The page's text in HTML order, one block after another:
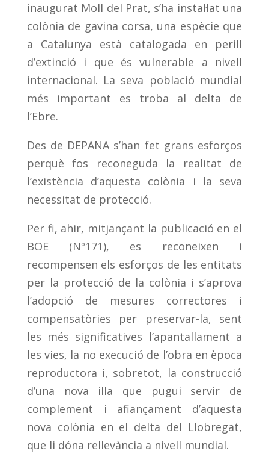
inaugurat Moll del Prat, s’ha instal·lat una
colònia de gavina corsa, una espècie que
a Catalunya està catalogada en perill
d’extinció i que és vulnerable a nivell
internacional. La seva població mundial
més important es troba al delta de
l’Ebre.
Des de DEPANA s’han fet grans esforços
perquè fos reconeguda la realitat de
l’existència d’aquesta colònia i la seva
necessitat de protecció.
Per fi, ahir, mitjançant la publicació en el
BOE (Nº171), es reconeixen i
recompensen els esforços de les entitats
per la protecció de la colònia i s’aprova
l’adopció de mesures correctores i
compensatòries per preservar-la, sent
les més significatives l’apantallament a
les vies, la no execució de l’obra en època
reproductora i, sobretot, la construcció
d’una nova illa que pugui servir de
complement i afiançament d’aquesta
nova colònia en el delta del Llobregat,
que li dóna rellevància a nivell mundial.